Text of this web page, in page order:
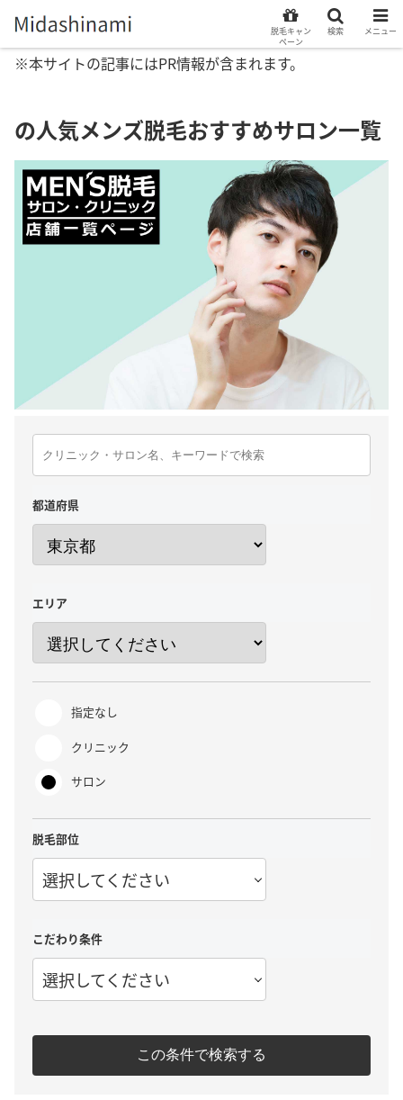
※本サイトの記事にはPR情報が含まれます。
の人気メンズ脱毛おすすめサロン一覧
都道府県
エリア
指定なし
クリニック
サロン
脱毛部位
選択してください
こだわり条件
選択してください
この条件で検索する
脱毛キャン
ペーン
検索 メニュー